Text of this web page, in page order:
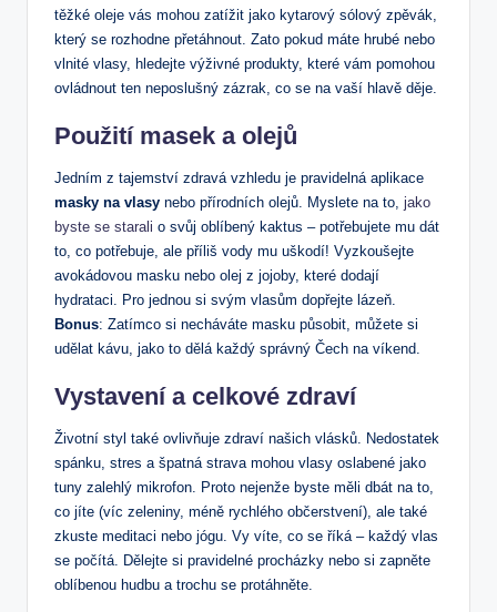
těžké ⁣oleje vás mohou zatížit⁣ jako kytarový sólový zpěvák,
který se rozhodne ⁢přetáhnout. Zato ⁤pokud máte hrubé nebo
vlnité vlasy, hledejte ​výživné ⁤produkty, ‍které vám pomohou
ovládnout ten neposlušný zázrak, co se⁢ na⁤ vaší hlavě ⁢děje.
Použití masek a olejů
Jedním z tajemství zdravá vzhledu je ⁤pravidelná⁢ aplikace
masky⁤ na vlasy nebo přírodních olejů. Myslete ⁢na to, ⁤ jako
byste​ se starali ⁤o svůj oblíbený kaktus – potřebujete mu ⁣dát
to, co​ potřebuje, ale příliš‌ vody mu uškodí!‌ Vyzkoušejte⁤
avokádovou masku ⁤nebo olej⁤ z jojoby, které⁤ dodají⁣
hydrataci.⁣ Pro jednou ​si ⁣svým vlasům dopřejte‌ lázeň.
Bonus: ‌Zatímco si necháváte masku ⁢působit,⁢ můžete si​
udělat kávu, ⁢jako ​to⁤ dělá každý‍ správný Čech na víkend.
Vystavení a ​celkové zdraví
Životní styl také ​ovlivňuje zdraví našich vlásků. Nedostatek
⁤spánku, stres a špatná ‍strava‍ mohou ⁢vlasy oslabené jako⁢
tuny zalehlý mikrofon. Proto nejenže byste ⁤měli dbát na to, ​
co jíte (víc zeleniny, méně rychlého občerstvení), ale ⁢také
zkuste ‌meditaci nebo jógu. Vy víte, co se říká – ⁤každý vlas
se počítá. Dělejte ‍si pravidelné procházky nebo ⁢si zapněte‍
oblíbenou⁤ hudbu a trochu se protáhněte.